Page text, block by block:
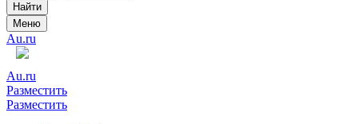
Найти
Меню
Au.ru
Au.ru
Разместить
Разместить